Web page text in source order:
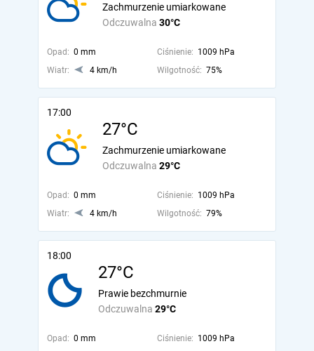
Odczuwalna 30°C
Zachmurzenie umiarkowane
Opad: 0 mm Ciśnienie: 1009 hPa
Wiatr:
4 km/h Wilgotność: 75%
17:00
27°C
Odczuwalna 29°C
Zachmurzenie umiarkowane
Opad: 0 mm Ciśnienie: 1009 hPa
Wiatr:
4 km/h Wilgotność: 79%
18:00
27°C
Odczuwalna 29°C
Prawie bezchmurnie
Opad: 0 mm Ciśnienie: 1009 hPa